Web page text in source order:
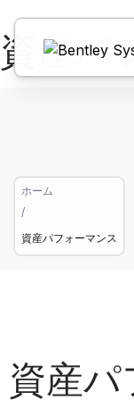
資産パ
ホーム
/
資産パフォーマンス
資産パ